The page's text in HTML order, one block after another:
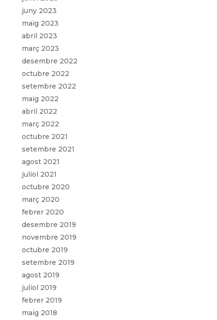
juny 2023
maig 2023
abril 2023
març 2023
desembre 2022
octubre 2022
setembre 2022
maig 2022
abril 2022
març 2022
octubre 2021
setembre 2021
agost 2021
juliol 2021
octubre 2020
març 2020
febrer 2020
desembre 2019
novembre 2019
octubre 2019
setembre 2019
agost 2019
juliol 2019
febrer 2019
maig 2018